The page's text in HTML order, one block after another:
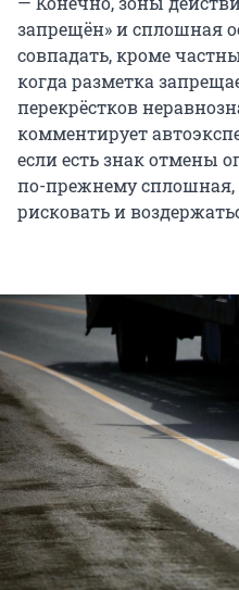
запрещён» и сплошная
совпадать, кроме
когда разметка
перекрёстков
комментирует
если есть знак отмены
по-прежнему сплошная,
рисковать и